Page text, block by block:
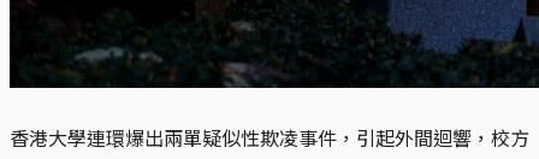
香港大學連環爆出兩單疑似性欺凌事件，引起外間迴響，校方